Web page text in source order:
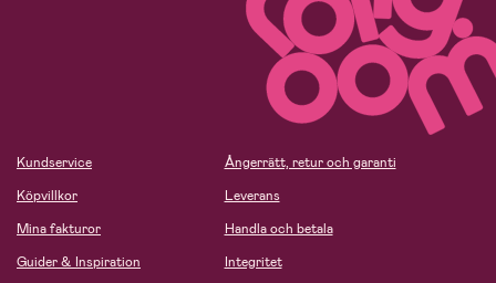
Kundservice
Köpvillkor
Mina fakturor
Guider & Inspiration
Ångerrätt, retur och garanti
Leverans
Handla och betala
Integritet